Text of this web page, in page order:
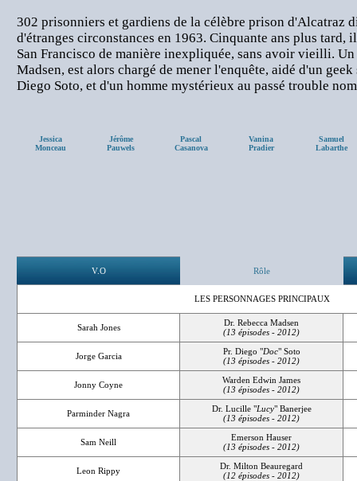
302 prisonniers et gardiens de la célèbre prison d'Alcatraz
d'étranges circonstances en 1963. Cinquante ans plus tard,
San Francisco de manière inexpliquée, sans avoir vieilli.
Madsen, est alors chargé de mener l'enquête, aidé d'un
Diego Soto, et d'un homme mystérieux au passé trouble
Jessica
Monceau
Jérôme
Pauwels
Pascal
Casanova
Vanina
Pradier
Samuel
Labarthe
V.O Rôle
LES PERSONNAGES PRINCIPAUX
Sarah Jones
Dr. Rebecca Madsen
(13 épisodes - 2012)
Jorge Garcia Pr. Diego "Doc" Soto
(13 épisodes - 2012)
Jonny Coyne
Warden Edwin James
(13 épisodes - 2012)
Parminder Nagra Dr. Lucille "Lucy" Banerjee
(13 épisodes - 2012)
Sam Neill
Emerson Hauser
(13 épisodes - 2012)
Leon Rippy
Dr. Milton Beauregard
(12 épisodes - 2012)